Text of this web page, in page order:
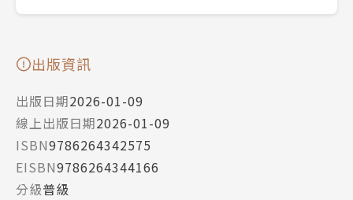
出版資訊
出版日期2026-01-09
線上出版日期2026-01-09
ISBN9786264342575
EISBN9786264344166
分級普級